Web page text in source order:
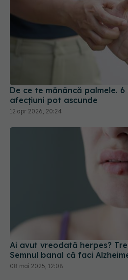
De ce te mănâncă palmele.
afecțiuni pot ascunde
12 apr 2026, 20:24
Ai avut vreodată herpes?
Semnul banal că faci
08 mai 2025, 12:08